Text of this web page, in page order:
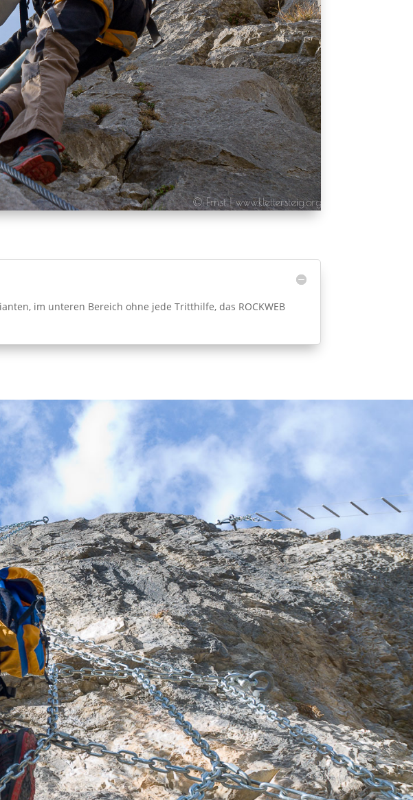
im unteren Bereich ohne jede Tritthilfe, das ROCKWEB